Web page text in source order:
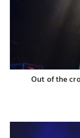
Out of the